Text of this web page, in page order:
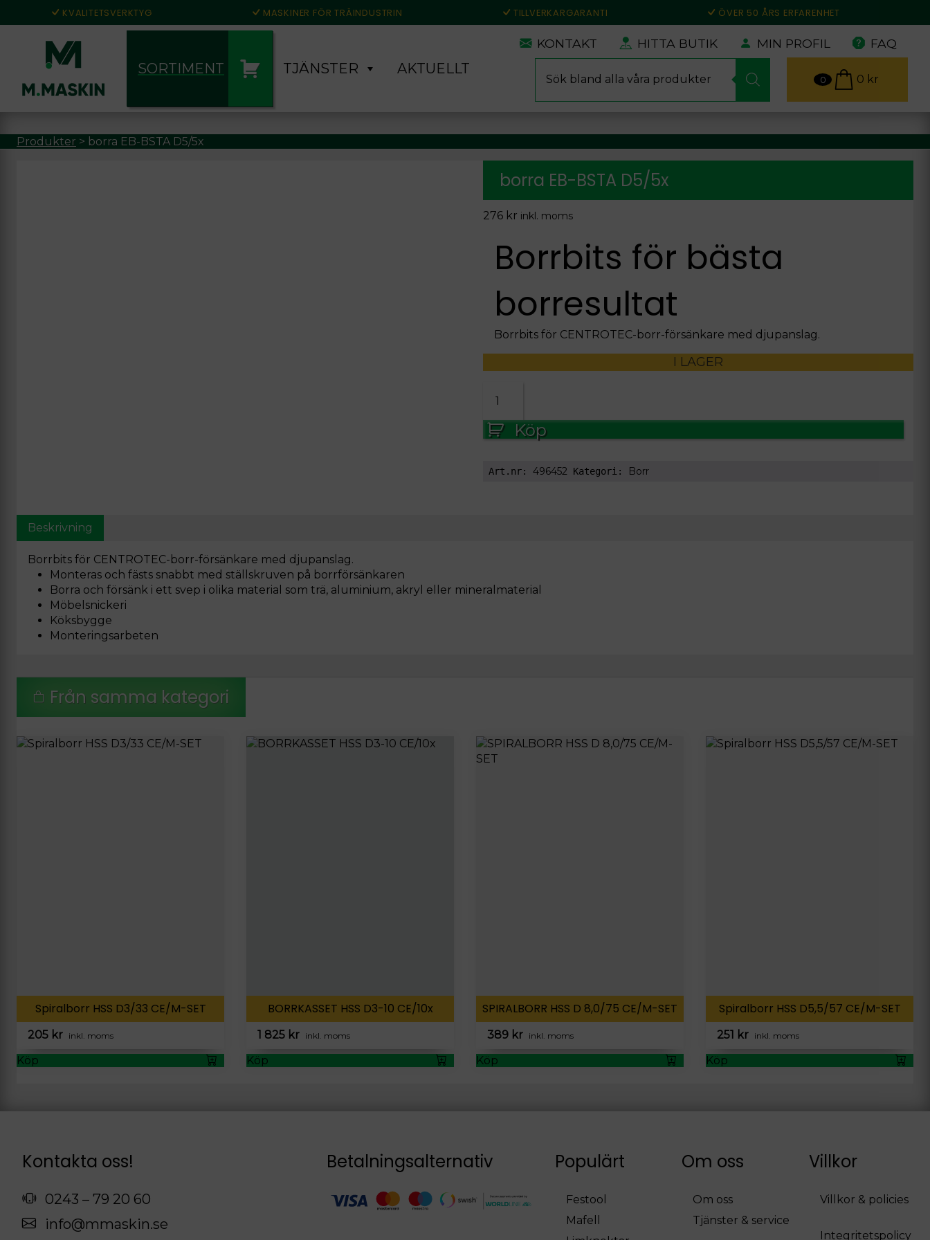
KVALITETSVERKTYG MASKINER FÖR TRÄINDUSTRIN TILLVERKARGARANTI ÖVER 50 ÅRS ERFARENHET
SORTIMENT TJÄNSTER AKTUELLT
KONTAKT HITTA BUTIK MIN PROFIL FAQ
Produktsökning
0 0 kr
Produkter > borra EB-BSTA D5/5x
borra EB-BSTA D5/5x
276 kr inkl. moms
Borrbits för bästa
borresultat
Borrbits för CENTROTEC-borr-försänkare med djupanslag.
I LAGER
EB-
BSTA
D5/5x Köp
Art.nr: 496452 Kategori: Borr
Beskrivning
Borrbits för CENTROTEC-borr-försänkare med djupanslag.
Monteras och fästs snabbt med ställskruven på borrförsänkaren
Borra och försänk i ett svep i olika material som trä, aluminium, akryl eller mineralmaterial
Möbelsnickeri
Köksbygge
Monteringsarbeten
Från samma kategori
Spiralborr HSS D3/33 CE/M-SET
205 kr inkl. moms
Köp
BORRKASSET HSS D3-10 CE/10x
1 825 kr inkl. moms
Köp
SPIRALBORR HSS D 8,0/75 CE/M-SET
389 kr inkl. moms
Köp
Spiralborr HSS D5,5/57 CE/M-SET
251 kr inkl. moms
Köp
Kontakta oss!
0243 – 79 20 60
info@mmaskin.se
Betalningsalternativ Populärt
Festool
Mafell
Om oss
Om oss
Tjänster & service
Villkor
Villkor & policies
Integritetspolicy